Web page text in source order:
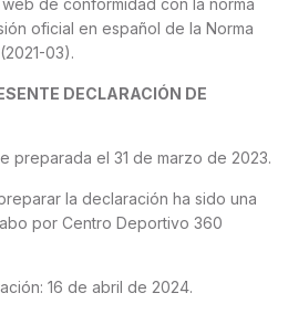
de conformidad con la norma
oficial en español de la Norma
03).
DECLARACIÓN DE
preparada el 31 de marzo de 2023.
la declaración ha sido una
por Centro Deportivo 360
16 de abril de 2024.